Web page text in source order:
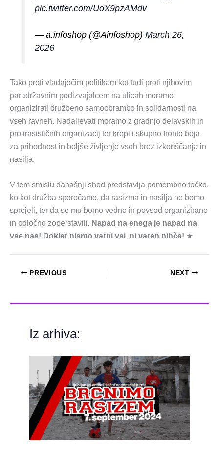
pic.twitter.com/UoX9pzAMdv
— a.infoshop (@Ainfoshop)March 26,
2026
Tako proti vladajočim politikam kot tudi proti njihovim
paradržavnim podizvajalcem na ulicah moramo
organizirati družbeno samoobrambo in solidarnosti na
vseh ravneh. Nadaljevati moramo z gradnjo delavskih in
protirasističnih organizacij ter krepiti skupno fronto boja
za prihodnost in boljše življenje vseh brez izkoriščanja in
nasilja.
V tem smislu današnji shod predstavlja pomembno točko,
ko kot družba sporočamo, da rasizma in nasilja ne bomo
sprejeli, ter da se mu bomo vedno in povsod organizirano
in odločno zoperstavili. Napad na enega je napad na
vse nas! Dokler nismo varni vsi, ni varen nihče! ★
PREVIOUS NEXT
Iz arhiva: